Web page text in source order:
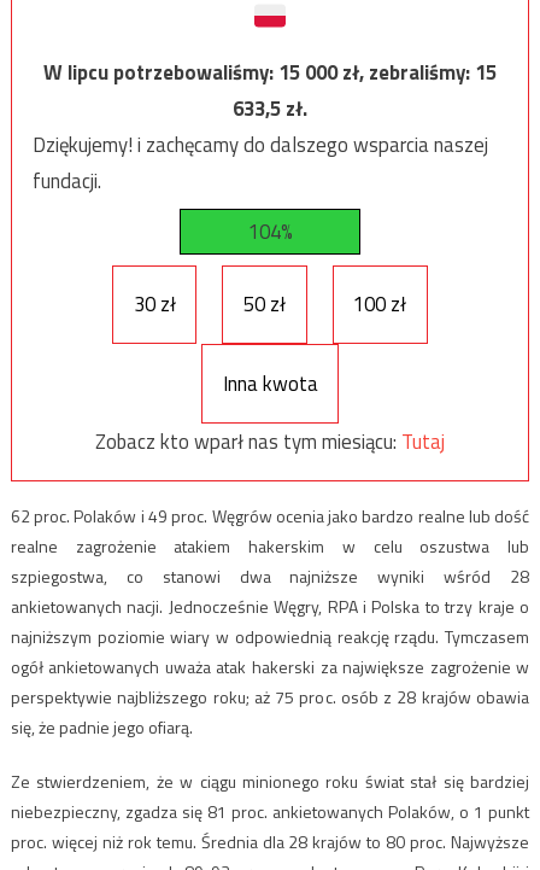
W lipcu potrzebowaliśmy:15 000zł, zebraliśmy:15
633,5zł.
Dziękujemy! i zachęcamy do dalszego wsparcia naszej
fundacji.
104%
30 zł 50 zł 100 zł
Inna kwota
Zobacz kto wparł nas tym miesiącu: Tutaj
62 proc. Polaków i 49 proc. Węgrów ocenia jako bardzo realne lub dość
realne zagrożenie atakiem hakerskim w celu oszustwa lub
szpiegostwa, co stanowi dwa najniższe wyniki wśród 28
ankietowanych nacji. Jednocześnie Węgry, RPA i Polska to trzy kraje o
najniższym poziomie wiary w odpowiednią reakcję rządu. Tymczasem
ogół ankietowanych uważa atak hakerski za największe zagrożenie w
perspektywie najbliższego roku; aż 75 proc. osób z 28 krajów obawia
się, że padnie jego ofiarą.
Ze stwierdzeniem, że w ciągu minionego roku świat stał się bardziej
niebezpieczny, zgadza się 81 proc. ankietowanych Polaków, o 1 punkt
proc. więcej niż rok temu. Średnia dla 28 krajów to 80 proc. Najwyższe